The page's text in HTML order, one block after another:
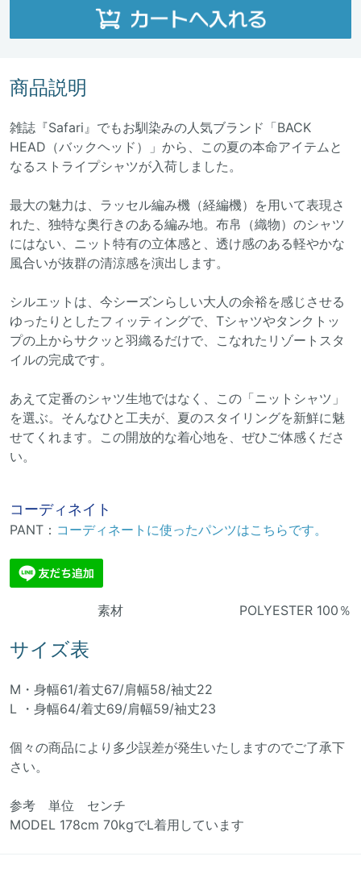
商品説明
雑誌『Safari』でもお馴染みの人気ブランド「BACK
HEAD（バックヘッド）」から、この夏の本命アイテムと
なるストライプシャツが入荷しました。
最大の魅力は、ラッセル編み機（経編機）を用いて表現さ
れた、独特な奥行きのある編み地。布帛（織物）のシャツ
にはない、ニット特有の立体感と、透け感のある軽やかな
風合いが抜群の清涼感を演出します。
シルエットは、今シーズンらしい大人の余裕を感じさせる
ゆったりとしたフィッティングで、Tシャツやタンクトッ
プの上からサクッと羽織るだけで、こなれたリゾートスタ
イルの完成です。
あえて定番のシャツ生地ではなく、この「ニットシャツ」
を選ぶ。そんなひと工夫が、夏のスタイリングを新鮮に魅
せてくれます。この開放的な着心地を、ぜひご体感くださ
い。
コーディネイト
PANT： コーディネートに使ったパンツはこちらです。
素材 POLYESTER 100％
サイズ表
M・身幅61/着丈67/肩幅58/袖丈22
L ・身幅64/着丈69/肩幅59/袖丈23
個々の商品により多少誤差が発生いたしますのでご了承下
さい。
参考 単位 センチ
MODEL 178cm 70kgでL着用しています